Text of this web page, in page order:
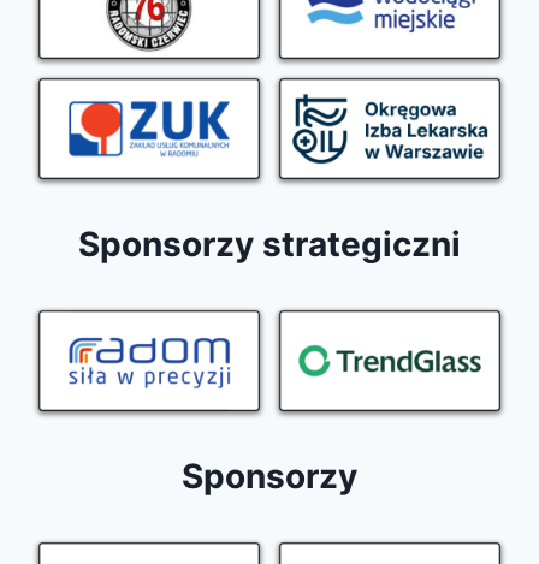
Sponsorzy strategiczni
Sponsorzy